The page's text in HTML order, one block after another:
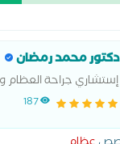
دكتور محمد رمضان
إستشاري جراحة العظام
187